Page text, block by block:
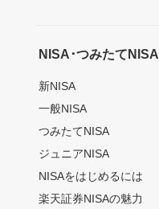
NISA･つみたてNISA
新NISA
一般NISA
つみたてNISA
ジュニアNISA
NISAをはじめるには
楽天証券NISAの魅力